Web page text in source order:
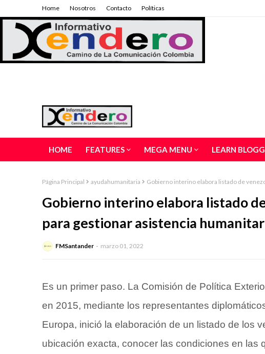
Home Nosotros Contacto Políticas
HOME FEATURES MEGA MENU LEARN
Página Principal ayudahumanitaria Gobierno interino elabora listado de
Gobierno interino elabora listado
para gestionar asistencia
FMSantander marzo 01, 2022
Es un primer paso. La Comisión de Política
en 2015, mediante los representantes
Europa, inició la elaboración de un listado de los
ubicación exacta, conocer las condiciones en las